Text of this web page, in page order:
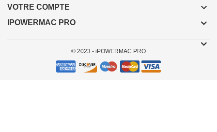
VOTRE COMPTE 
IPOWERMAC PRO
© 2023 - iPOWERMAC PRO